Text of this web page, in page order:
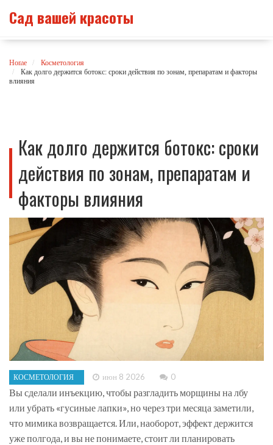
Сад вашей красоты
Home
Косметология
Как долго держится ботокс: сроки действия по зонам, препаратам и факторы
влияния
Как долго держится ботокс: сроки
действия по зонам, препаратам и
факторы влияния
КОСМЕТОЛОГИЯ июн 8 2026 0
Вы сделали инъекцию, чтобы разгладить морщины на лбу
или убрать «гусиные лапки», но через три месяца заметили,
что мимика возвращается. Или, наоборот, эффект держится
уже полгода, и вы не понимаете, стоит ли планировать